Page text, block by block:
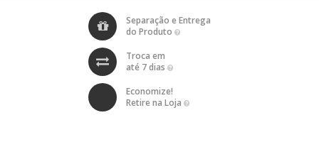
Separação e Entrega
do Produto
Troca em
até 7 dias
Economize!
Retire na Loja